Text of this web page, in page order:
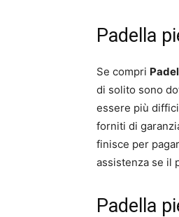
Padella
Se compri
di solito sono
essere più
forniti di
finisce per
assistenza se il
Padella